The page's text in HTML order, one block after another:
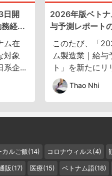
日開
経...
ム在
対象
系企...
2026年版ベト
与予測レポート
このたび、「
ム製造業｜給与
ト」を新たに
Thao Nhi
カルご飯(14) コロナウィルス(4)
販(17) 医療(15) ベトナム語(18)